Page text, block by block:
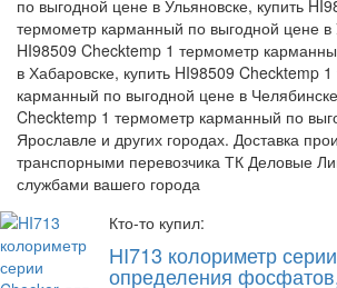
по выгодной цене в Ульяновске, купить
термометр карманный по выгодной цене в
HI98509 Checktemp 1 термометр
в Хабаровске, купить HI98509 Checktemp
карманный по выгодной цене в
Checktemp 1 термометр карманный по
Ярославле и других городах. Доставка
транспорными перевозчика ТК Деловые
службами вашего города
Кто-то купил:
HI713 колориметр
определения